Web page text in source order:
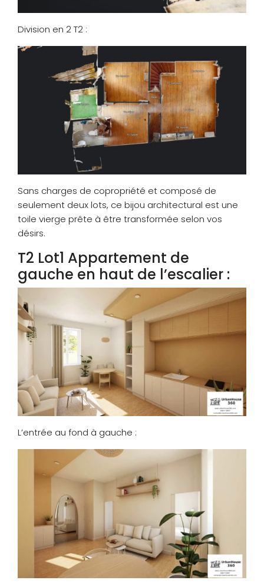
Division en 2 T2 :
Sans charges de copropriété et composé de
seulement deux lots, ce bijou architectural est une
toile vierge prête à être transformée selon vos
désirs.
T2 Lot1 Appartement de
gauche en haut de l’escalier :
L’entrée au fond à gauche :